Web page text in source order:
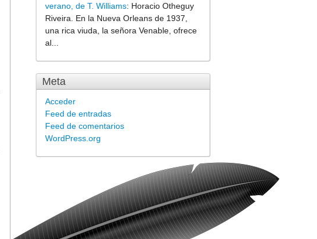
verano, de T. Williams: Horacio Otheguy
Riveira. En la Nueva Orleans de 1937,
una rica viuda, la señora Venable, ofrece
al...
Meta
Acceder
Feed de entradas
Feed de comentarios
WordPress.org